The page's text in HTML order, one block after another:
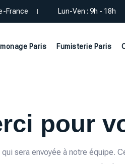
France Lun-Ven : 9h - 18h
Paris Fumisterie Paris
pour
sera envoyée à notre équipe.